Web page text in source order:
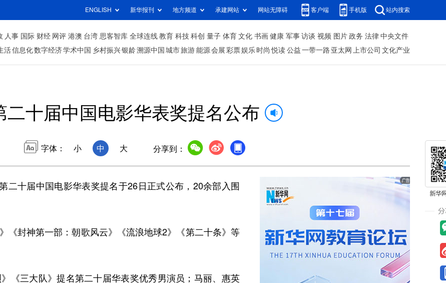
ENGLISH 新华报刊 地方频道 承建网站 网站无障碍 客户端 手机版 站内搜索
人事 国际 财经 网评 港澳 台湾 思客智库 全球连线 教育 科技 科创 量子 体育 文化 书画 健康 军事 访谈 视频 图片 政务 法律 中央文件
活信息化数字经济学术中国 乡村振兴银龄溯源中国 城市旅游 能源 会展 彩票娱乐 时尚 悦读 公益 一带一路 亚太网 上市公司 文化产业
二十届中国电影华表奖提名公布
字体： 小 中 大 分享到：
十届中国电影华表奖提名于26日正式公布，20余部入围
封神第一部：朝歌风云》《流浪地球2》《第二十条》等
三大队》提名第二十届华表奖优秀男演员；马丽、惠英